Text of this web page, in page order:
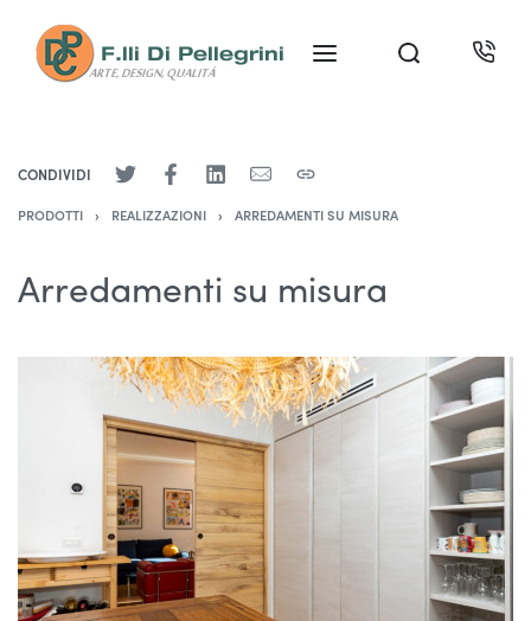
CONDIVIDI
PRODOTTI › REALIZZAZIONI › ARREDAMENTI SU MISURA
Arredamenti su misura